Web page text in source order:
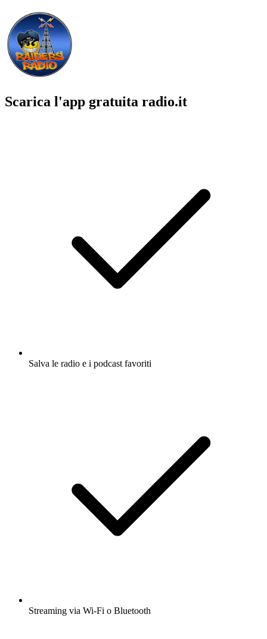
Scarica l'app gratuita radio.it
Salva le radio e i podcast favoriti
Streaming via Wi-Fi o Bluetooth